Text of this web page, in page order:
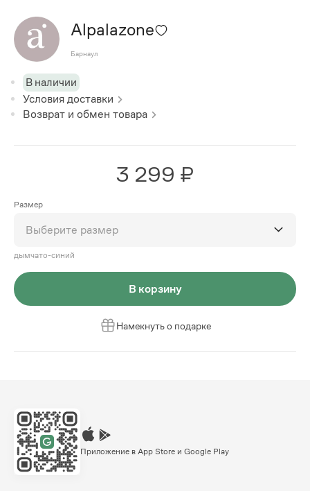
Alpalazone
Барнаул
В наличии
Условия доставки
Возврат и обмен товара
3 299 ₽
Размер
Выберите размер
дымчато-синий
В корзину
Намекнуть о подарке
Приложение в App Store и Google Play